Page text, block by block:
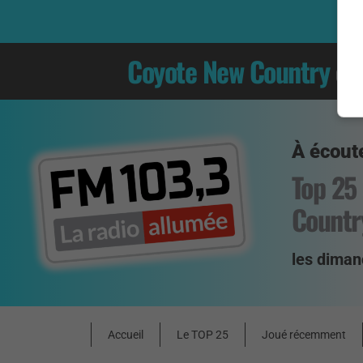
Coyote New Country
À
Top
les
Accueil Le TOP 25 Joué récemment